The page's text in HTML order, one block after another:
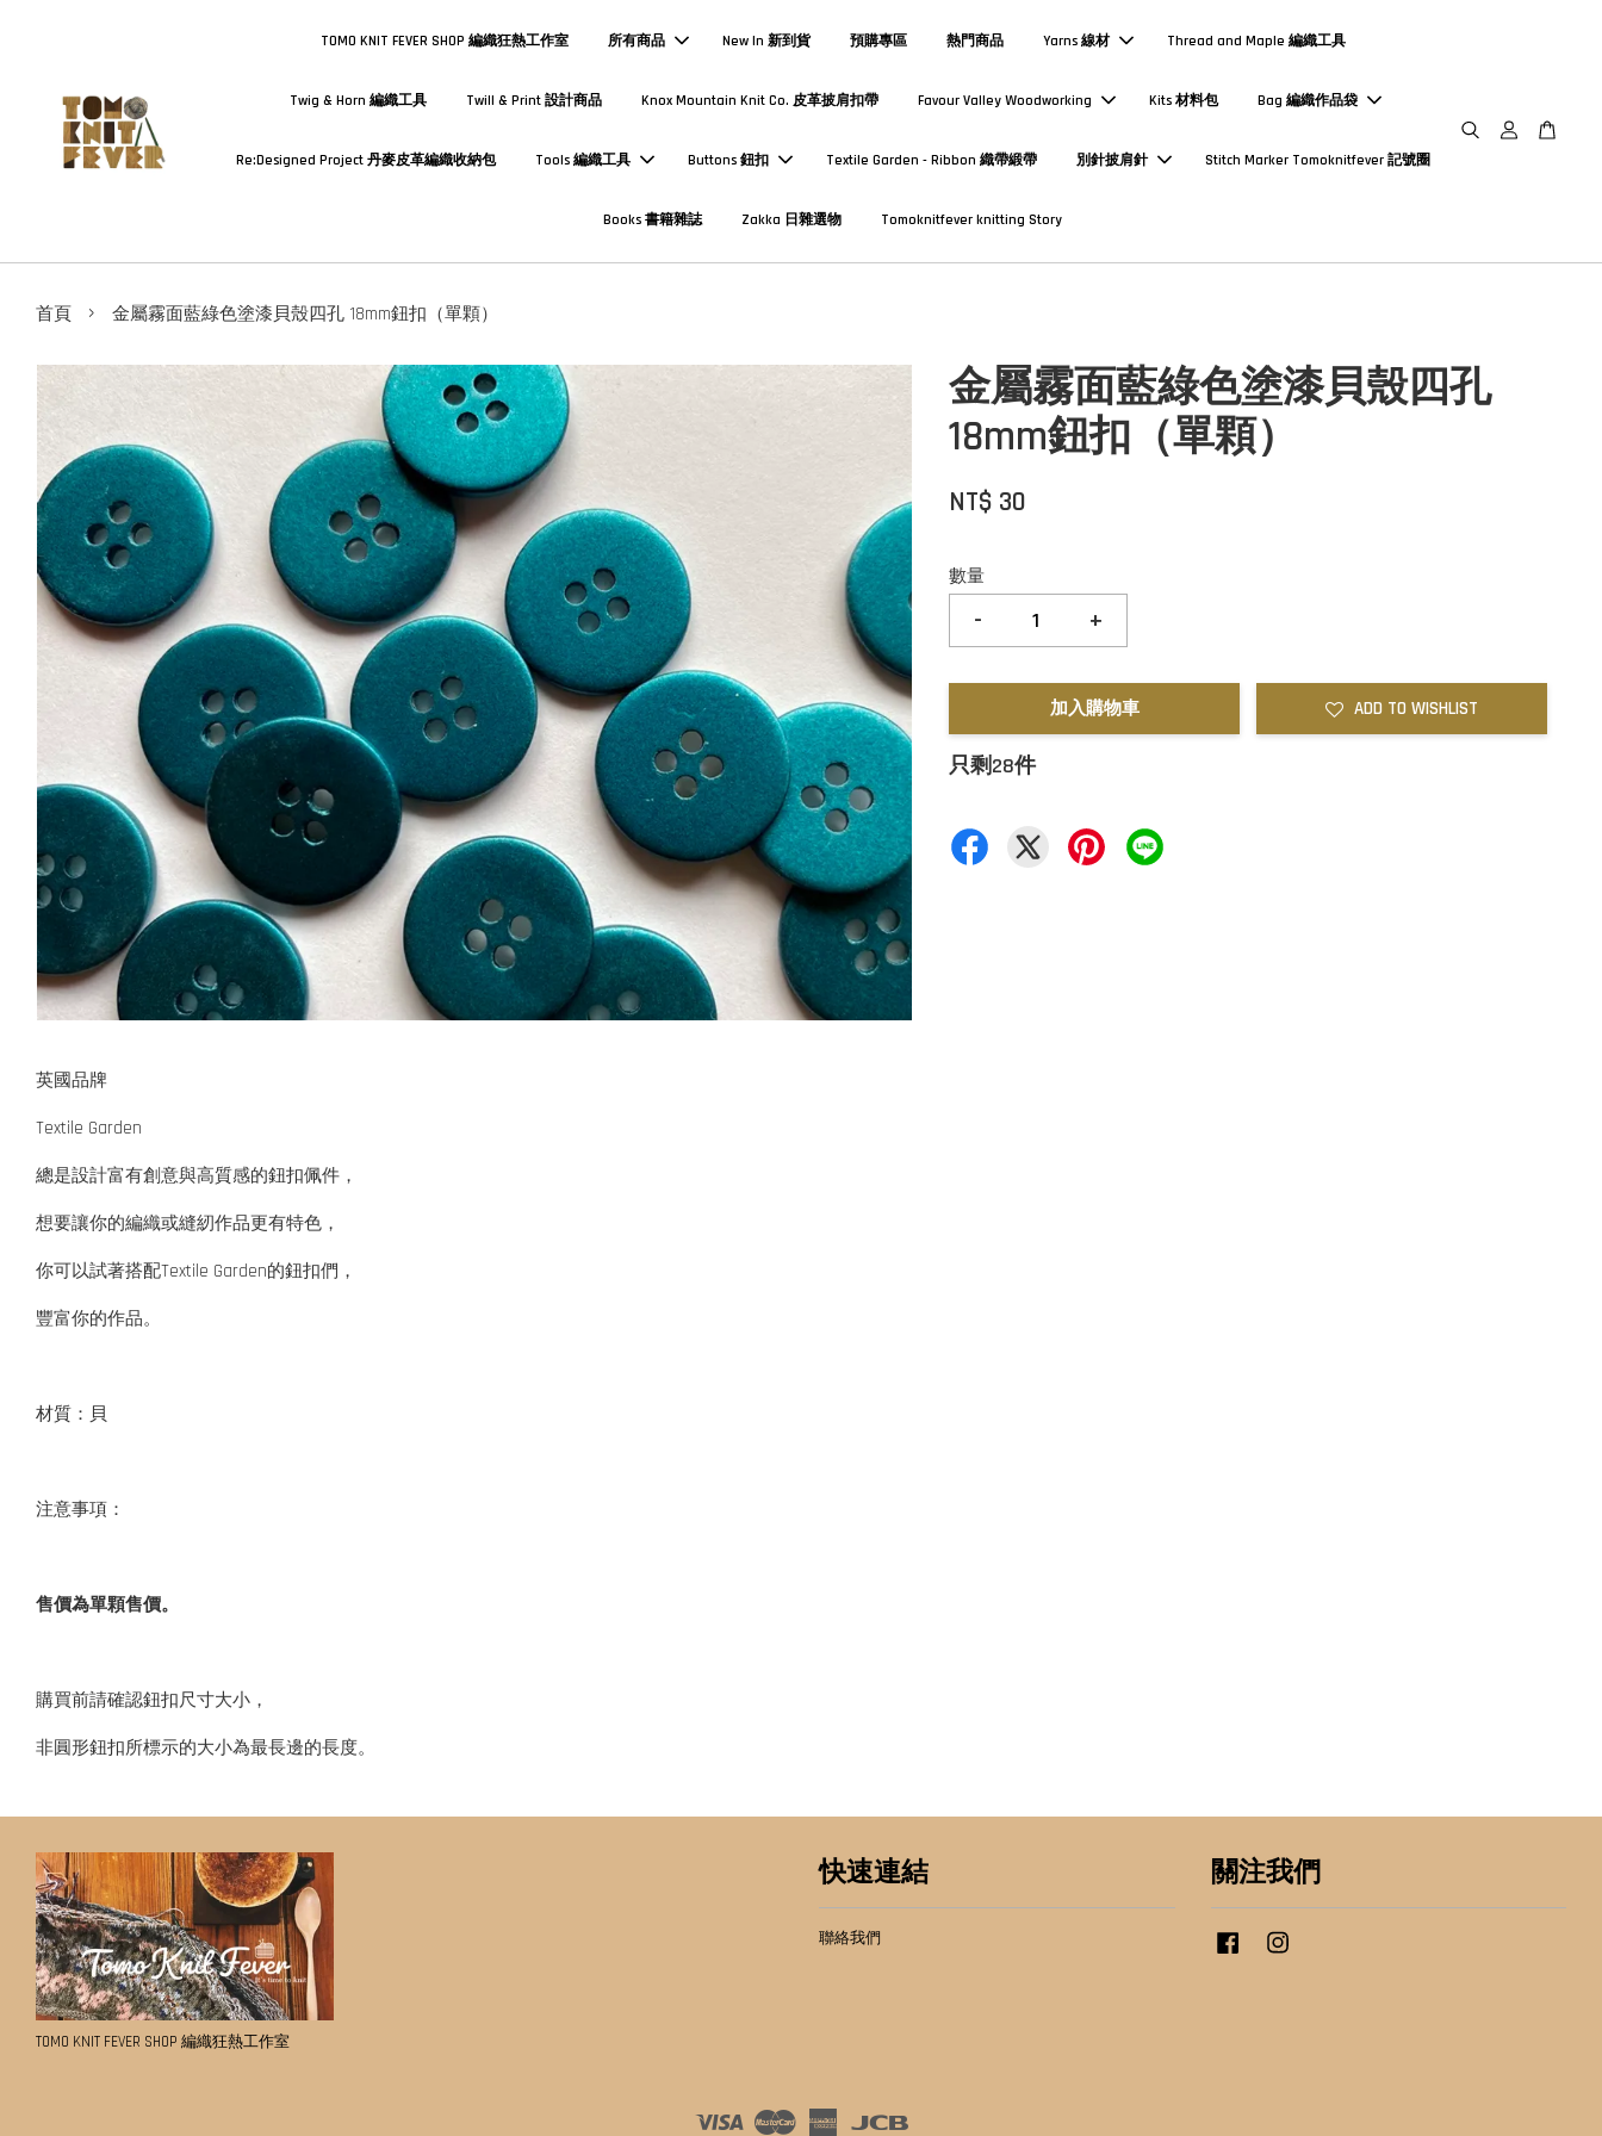
TOMO KNIT FEVER SHOP 編織狂熱工作室 所有商品 New In 新到貨 預購專區 熱門商品 Yarns 線材 Thread and Maple 編織工具
Twig & Horn 編織工具 Twill & Print 設計商品 Knox Mountain Knit Co. 皮革披肩扣帶 Favour Valley Woodworking Kits 材料包 Bag 編織作品袋
Re:Designed Project 丹麥皮革編織收納包 Tools 編織工具 Buttons 鈕扣 Textile Garden - Ribbon 織帶緞帶 別針披肩針 Stitch Marker Tomoknitfever 記號圈
Books 書籍雜誌 Zakka 日雜選物 Tomoknitfever knitting Story
首頁 › 金屬霧面藍綠色塗漆貝殼四孔 18mm鈕扣（單顆）
金屬霧面藍綠色塗漆貝殼四孔
18mm鈕扣（單顆）
NT$ 30
數量
- +
加入購物車 ADD TO WISHLIST
只剩28件
英國品牌
Textile Garden
總是設計富有創意與高質感的鈕扣佩件，
想要讓你的編織或縫紉作品更有特色，
你可以試著搭配Textile Garden的鈕扣們，
豐富你的作品。
材質：貝
注意事項：
售價為單顆售價。
購買前請確認鈕扣尺寸大小，
非圓形鈕扣所標示的大小為最長邊的長度。
TOMO KNIT FEVER SHOP 編織狂熱工作室
快速連結
聯絡我們
關注我們
Facebook
Visa Master
American